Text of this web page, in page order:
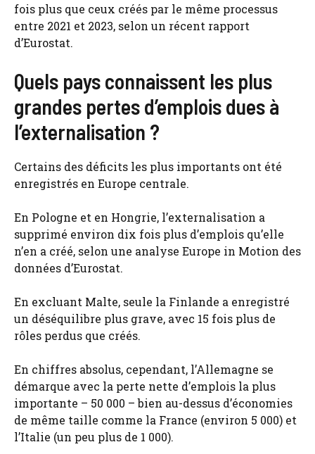
fois plus que ceux créés par le même processus
entre 2021 et 2023, selon un récent rapport
d’Eurostat.
Quels pays connaissent les plus
grandes pertes d’emplois dues à
l’externalisation ?
Certains des déficits les plus importants ont été
enregistrés en Europe centrale.
En Pologne et en Hongrie, l’externalisation a
supprimé environ dix fois plus d’emplois qu’elle
n’en a créé, selon une analyse Europe in Motion des
données d’Eurostat.
En excluant Malte, seule la Finlande a enregistré
un déséquilibre plus grave, avec 15 fois plus de
rôles perdus que créés.
En chiffres absolus, cependant, l’Allemagne se
démarque avec la perte nette d’emplois la plus
importante – 50 000 – bien au-dessus d’économies
de même taille comme la France (environ 5 000) et
l’Italie (un peu plus de 1 000).